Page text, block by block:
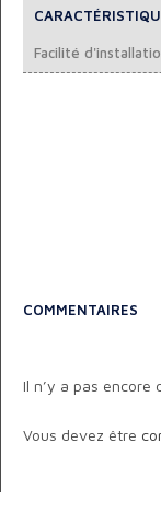
Facilité
COMMENTAIRES
Il n’y a pas encore
Vous devez être